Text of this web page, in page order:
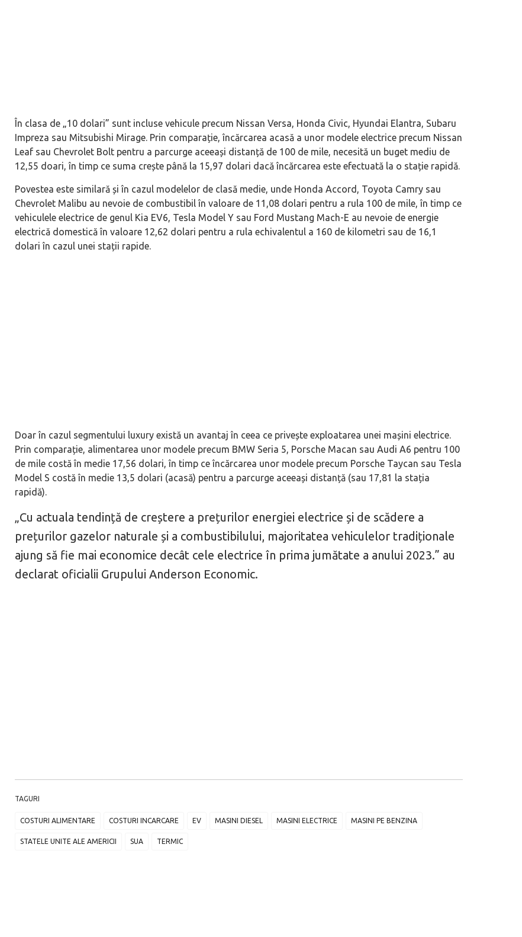
În clasa de „10 dolari” sunt incluse vehicule precum Nissan Versa, Honda Civic, Hyundai Elantra, Subaru
Impreza sau Mitsubishi Mirage. Prin comparație, încărcarea acasă a unor modele electrice precum Nissan
Leaf sau Chevrolet Bolt pentru a parcurge aceeași distanță de 100 de mile, necesită un buget mediu de
12,55 doari, în timp ce suma crește până la 15,97 dolari dacă încărcarea este efectuată la o stație rapidă.
Povestea este similară și în cazul modelelor de clasă medie, unde Honda Accord, Toyota Camry sau
Chevrolet Malibu au nevoie de combustibil în valoare de 11,08 dolari pentru a rula 100 de mile, în timp ce
vehiculele electrice de genul Kia EV6, Tesla Model Y sau Ford Mustang Mach-E au nevoie de energie
electrică domestică în valoare 12,62 dolari pentru a rula echivalentul a 160 de kilometri sau de 16,1
dolari în cazul unei stații rapide.
Doar în cazul segmentului luxury există un avantaj în ceea ce privește exploatarea unei mașini electrice.
Prin comparație, alimentarea unor modele precum BMW Seria 5, Porsche Macan sau Audi A6 pentru 100
de mile costă în medie 17,56 dolari, în timp ce încărcarea unor modele precum Porsche Taycan sau Tesla
Model S costă în medie 13,5 dolari (acasă) pentru a parcurge aceeași distanță (sau 17,81 la stația
rapidă).
„Cu actuala tendință de creștere a prețurilor energiei electrice și de scădere a
prețurilor gazelor naturale și a combustibilului, majoritatea vehiculelor tradiționale
ajung să fie mai economice decât cele electrice în prima jumătate a anului 2023.” au
declarat oficialii Grupului Anderson Economic.
TAGURI
COSTURI ALIMENTARE COSTURI INCARCARE EV MASINI DIESEL MASINI ELECTRICE MASINI PE BENZINA
STATELE UNITE ALE AMERICII SUA TERMIC
Versiune MINI Countryman încă nelansată oficial, dată
pe mâna fetelor în competiția off-road Rebelle Rally
Pentru cine știe ceva avioane, numele Hennessey
Blackbird va suna ca un apropo. Unul pertinent, de
altfel!
Prima sportivă cu motor central a
de noua ediție limitată Lamborghini
60° Hommage